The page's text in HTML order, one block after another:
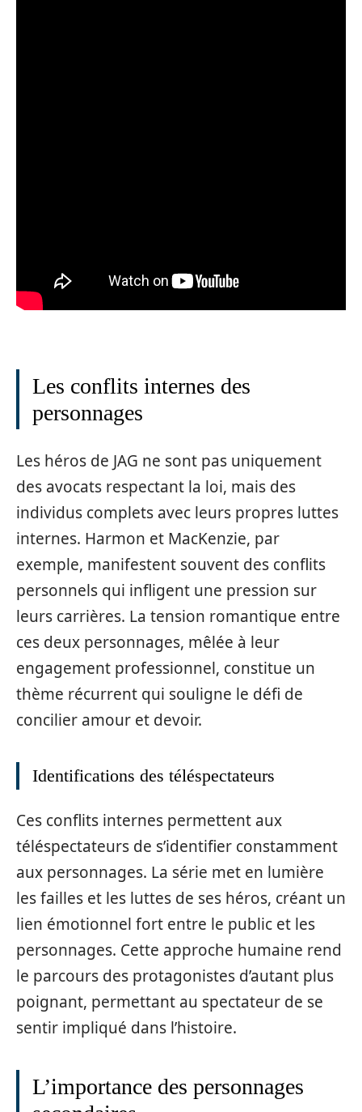
Les conflits internes des
personnages
Les héros de JAG ne sont pas uniquement
des avocats respectant la loi, mais des
individus complets avec leurs propres luttes
internes. Harmon et MacKenzie, par
exemple, manifestent souvent des conflits
personnels qui infligent une pression sur
leurs carrières. La tension romantique entre
ces deux personnages, mêlée à leur
engagement professionnel, constitue un
thème récurrent qui souligne le défi de
concilier amour et devoir.
Identifications des téléspectateurs
Ces conflits internes permettent aux
téléspectateurs de s’identifier constamment
aux personnages. La série met en lumière
les failles et les luttes de ses héros, créant un
lien émotionnel fort entre le public et les
personnages. Cette approche humaine rend
le parcours des protagonistes d’autant plus
poignant, permettant au spectateur de se
sentir impliqué dans l’histoire.
L’importance des personnages